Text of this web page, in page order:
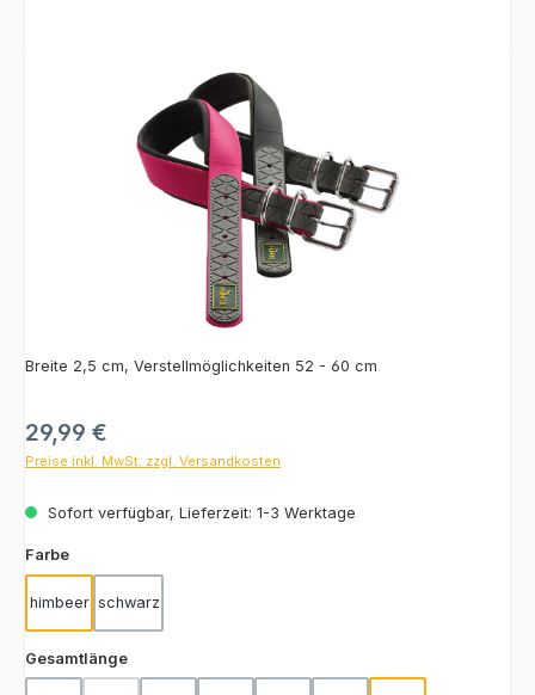
Bildergalerie überspringen
Breite 2,5 cm, Verstellmöglichkeiten 52 - 60 cm
Regulärer Preis:
29,99 €
Preise inkl. MwSt. zzgl. Versandkosten
Sofort verfügbar, Lieferzeit: 1-3 Werktage
Farbeauswählen
himbeer schwarz
Gesamtlängeauswählen